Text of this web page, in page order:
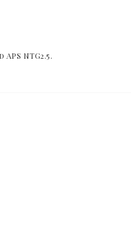
NTG2.5.